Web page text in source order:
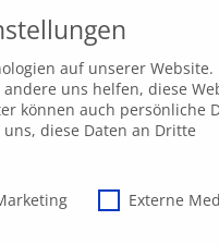
Anfrage
auf unserer Website.
uns helfen, diese
können auch persönliche
diese Daten an Dritte
Externe